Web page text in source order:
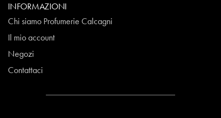
INFORMAZIONI
Chi siamo Profumerie Calcagni
Il mio account
Negozi
Contattaci